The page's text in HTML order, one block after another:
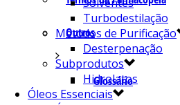
Outros
Glossário
Turbodestilação
Métodos de Purificação
Desterpenação
Subprodutos
Hidrolatos
Óleos Essenciais